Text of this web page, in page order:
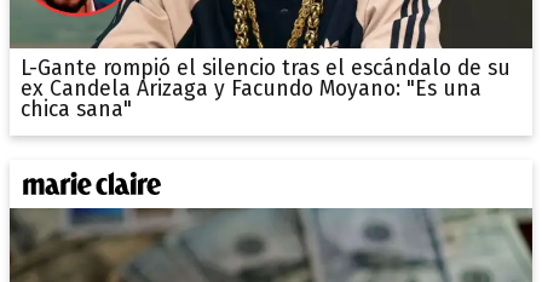
L-Gante rompió el silencio tras el escándalo de su
ex Candela Arizaga y Facundo Moyano: "Es una
chica sana"